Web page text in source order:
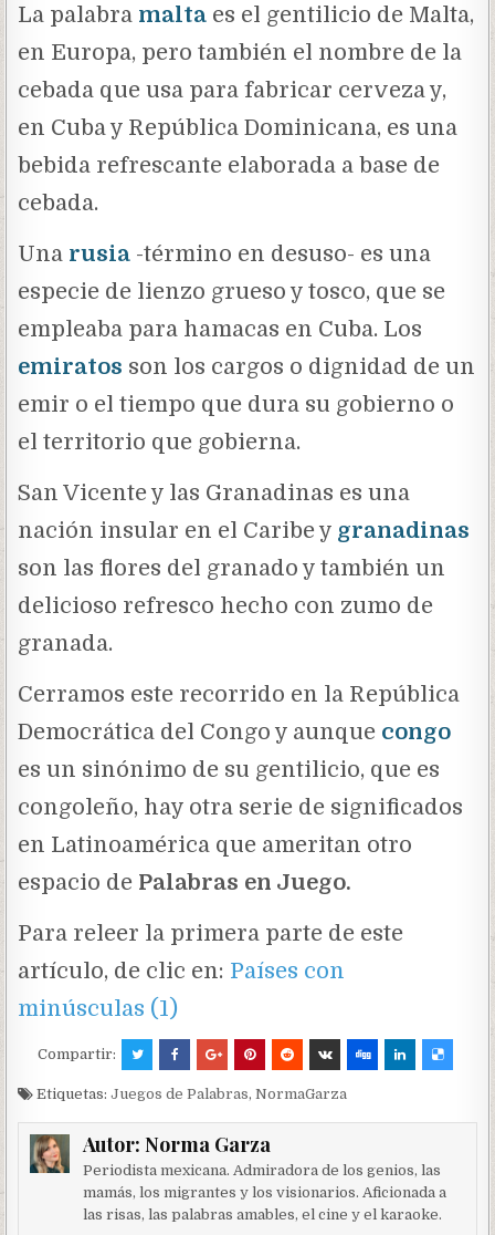
La palabra malta es el gentilicio de Malta,
en Europa, pero también el nombre de la
cebada que usa para fabricar cerveza y,
en Cuba y República Dominicana, es una
bebida refrescante elaborada a base de
cebada.
Una rusia -término en desuso- es una
especie de lienzo grueso y tosco, que se
empleaba para hamacas en Cuba. Los
emiratos son los cargos o dignidad de un
emir o el tiempo que dura su gobierno o
el territorio que gobierna.
San Vicente y las Granadinas es una
nación insular en el Caribe y granadinas
son las flores del granado y también un
delicioso refresco hecho con zumo de
granada.
Cerramos este recorrido en la República
Democrática del Congo y aunque congo
es un sinónimo de su gentilicio, que es
congoleño, hay otra serie de significados
en Latinoamérica que ameritan otro
espacio de Palabras en Juego.
Para releer la primera parte de este
artículo, de clic en: Países con
minúsculas (1)
Compartir:
Etiquetas:Juegos de Palabras,NormaGarza
Autor: Norma Garza
Periodista mexicana. Admiradora de los genios, las
mamás, los migrantes y los visionarios. Aficionada a
las risas, las palabras amables, el cine y el karaoke.